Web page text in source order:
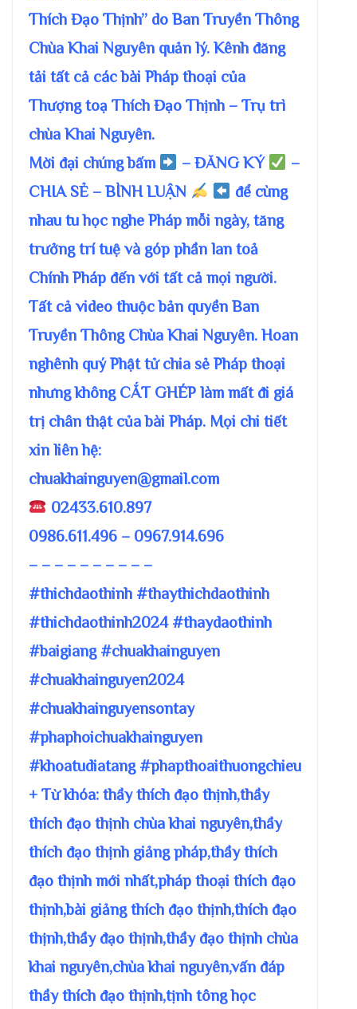
Thích Đạo Thịnh” do Ban Truyền Thông
Chùa Khai Nguyên quản lý. Kênh đăng
tải tất cả các bài Pháp thoại của
Thượng toạ Thích Đạo Thịnh – Trụ trì
chùa Khai Nguyên.
Mời đại chúng bấm
– ĐĂNG KÝ
–
CHIA SẺ – BÌNH LUẬN
để cùng
nhau tu học nghe Pháp mỗi ngày, tăng
trưởng trí tuệ và góp phần lan toả
Chính Pháp đến với tất cả mọi người.
Tất cả video thuộc bản quyền Ban
Truyền Thông Chùa Khai Nguyên. Hoan
nghênh quý Phật tử chia sẻ Pháp thoại
nhưng không CẮT GHÉP làm mất đi giá
trị chân thật của bài Pháp. Mọi chi tiết
xin liên hệ:
chuakhainguyen@gmail.com
02433.610.897
0986.611.496 – 0967.914.696
– – – – – – – – – –
#thichdaothinh #thaythichdaothinh
#thichdaothinh2024 #thaydaothinh
#baigiang #chuakhainguyen
#chuakhainguyen2024
#chuakhainguyensontay
#phaphoichuakhainguyen
#khoatudiatang #phapthoaithuongchieu
+ Từ khóa: thầy thích đạo thịnh,thầy
thích đạo thịnh chùa khai nguyên,thầy
thích đạo thịnh giảng pháp,thầy thích
đạo thịnh mới nhất,pháp thoại thích đạo
thịnh,bài giảng thích đạo thịnh,thích đạo
thịnh,thầy đạo thịnh,thầy đạo thịnh chùa
khai nguyên,chùa khai nguyên,vấn đáp
thầy thích đạo thịnh,tịnh tông học